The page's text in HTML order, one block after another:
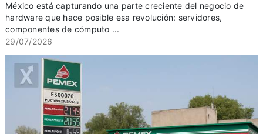
México está capturando una parte creciente del negocio de
hardware que hace posible esa revolución: servidores,
componentes de cómputo ...
29/07/2026